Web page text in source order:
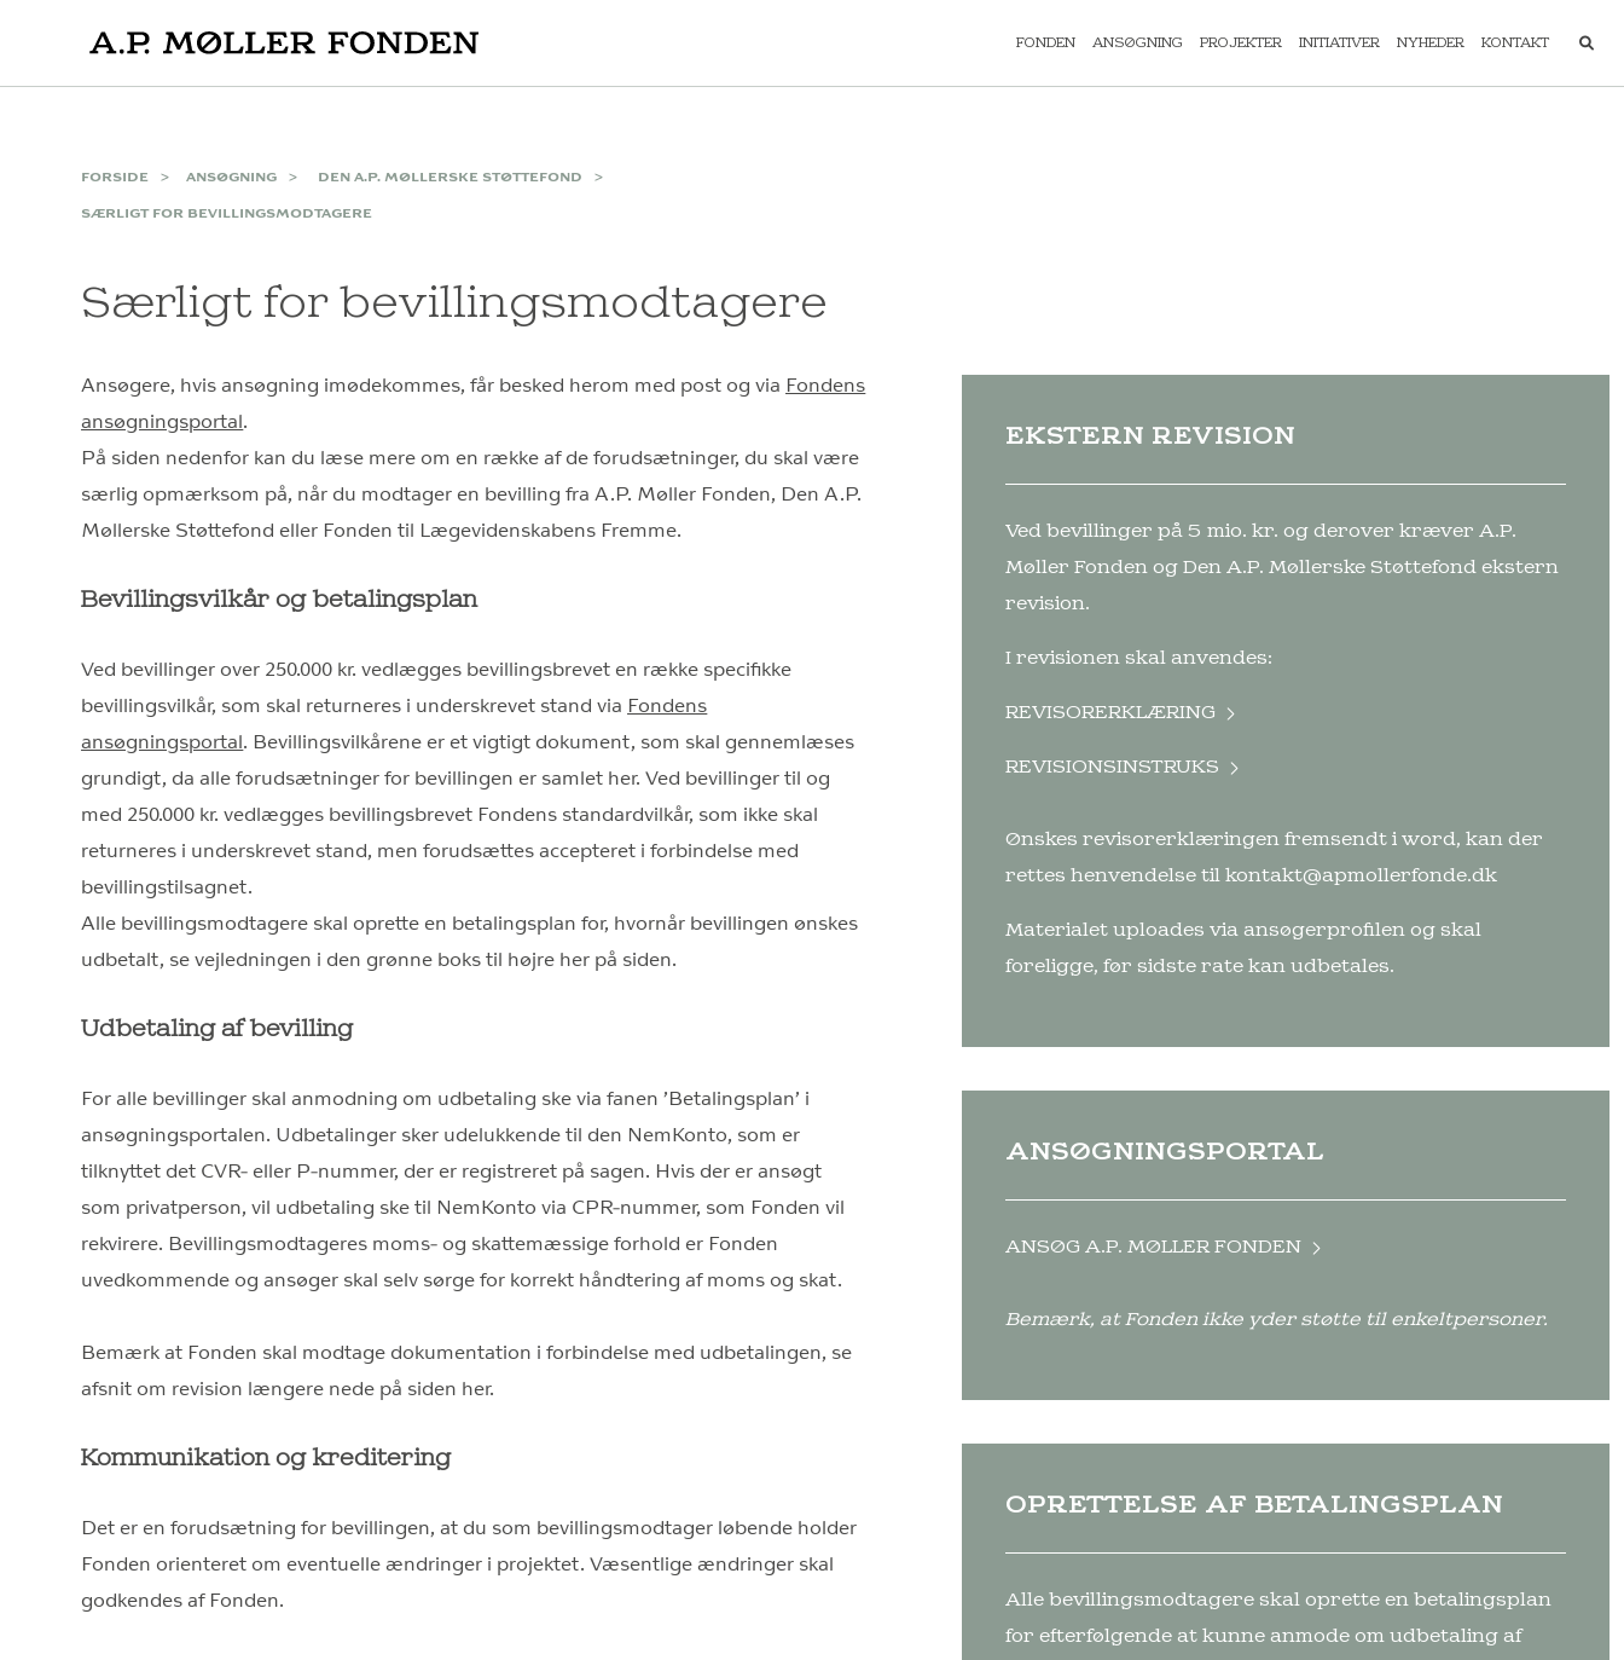
FONDEN ANSØGNING PROJEKTER INITIATIVER NYHEDER KONTAKT
FORSIDE ANSØGNING DEN A.P. MØLLERSKE STØTTEFOND
SÆRLIGT FOR BEVILLINGSMODTAGERE
Særligt for bevillingsmodtagere
Ansøgere, hvis ansøgning imødekommes, får besked herom med post og via Fondens
ansøgningsportal.
På siden nedenfor kan du læse mere om en række af de forudsætninger, du skal være
særlig opmærksom på, når du modtager en bevilling fra A.P. Møller Fonden, Den A.P.
Møllerske Støttefond eller Fonden til Lægevidenskabens Fremme.
Bevillingsvilkår og betalingsplan
Ved bevillinger over 250.000 kr. vedlægges bevillingsbrevet en række specifikke
bevillingsvilkår, som skal returneres i underskrevet stand via Fondens
ansøgningsportal. Bevillingsvilkårene er et vigtigt dokument, som skal gennemlæses
grundigt, da alle forudsætninger for bevillingen er samlet her. Ved bevillinger til og
med 250.000 kr. vedlægges bevillingsbrevet Fondens standardvilkår, som ikke skal
returneres i underskrevet stand, men forudsættes accepteret i forbindelse med
bevillingstilsagnet.
Alle bevillingsmodtagere skal oprette en betalingsplan for, hvornår bevillingen ønskes
udbetalt, se vejledningen i den grønne boks til højre her på siden.
Udbetaling af bevilling
For alle bevillinger skal anmodning om udbetaling ske via fanen ’Betalingsplan’ i
ansøgningsportalen. Udbetalinger sker udelukkende til den NemKonto, som er
tilknyttet det CVR- eller P-nummer, der er registreret på sagen. Hvis der er ansøgt
som privatperson, vil udbetaling ske til NemKonto via CPR-nummer, som Fonden vil
rekvirere. Bevillingsmodtageres moms- og skattemæssige forhold er Fonden
uvedkommende og ansøger skal selv sørge for korrekt håndtering af moms og skat.
Bemærk at Fonden skal modtage dokumentation i forbindelse med udbetalingen, se
afsnit om revision længere nede på siden her.
Kommunikation og kreditering
Det er en forudsætning for bevillingen, at du som bevillingsmodtager løbende holder
Fonden orienteret om eventuelle ændringer i projektet. Væsentlige ændringer skal
godkendes af Fonden.
EKSTERN REVISION
Ved bevillinger på 5 mio. kr. og derover kræver A.P.
Møller Fonden og Den A.P. Møllerske Støttefond ekstern
revision.
I revisionen skal anvendes:
REVISORERKLÆRING
REVISIONSINSTRUKS
Ønskes revisorerklæringen fremsendt i word, kan der
rettes henvendelse til kontakt@apmollerfonde.dk
Materialet uploades via ansøgerprofilen og skal
foreligge, før sidste rate kan udbetales.
ANSØGNINGSPORTAL
ANSØG A.P. MØLLER FONDEN
Bemærk, at Fonden ikke yder støtte til enkeltpersoner.
OPRETTELSE AF BETALINGSPLAN
Alle bevillingsmodtagere skal oprette en betalingsplan
for efterfølgende at kunne anmode om udbetaling af